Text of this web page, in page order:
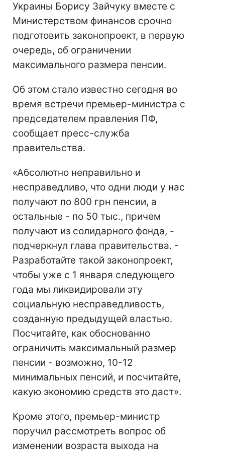
Украины Борису Зайчуку вместе с
Министерством финансов срочно
подготовить законопроект, в первую
очередь, об ограничении
максимального размера пенсии.
Об этом стало известно сегодня во
время встречи премьер-министра с
председателем правления ПФ,
сообщает пресс-служба
правительства.
«Абсолютно неправильно и
несправедливо, что одни люди у нас
получают по 800 грн пенсии, а
остальные - по 50 тыс., причем
получают из солидарного фонда, -
подчеркнул глава правительства. -
Разработайте такой законопроект,
чтобы уже с 1 января следующего
года мы ликвидировали эту
социальную несправедливость,
созданную предыдущей властью.
Посчитайте, как обоснованно
ограничить максимальный размер
пенсии - возможно, 10-12
минимальных пенсий, и посчитайте,
какую экономию средств это даст».
Кроме этого, премьер-министр
поручил рассмотреть вопрос об
изменении возраста выхода на